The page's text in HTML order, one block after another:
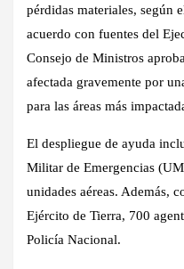
pérdidas materiales, según
acuerdo con fuentes del
Consejo de Ministros
afectada gravemente por
para las áreas más
El despliegue de ayuda
Militar de Emergencias
unidades aéreas. Además,
Ejército de Tierra, 700
Policía Nacional.